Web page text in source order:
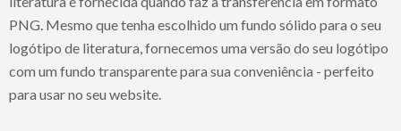
PNG. Mesmo que tenha escolhido um fundo sólido para o seu
logótipo de literatura, fornecemos uma versão do seu logótipo
com um fundo transparente para sua conveniência - perfeito
para usar no seu website.